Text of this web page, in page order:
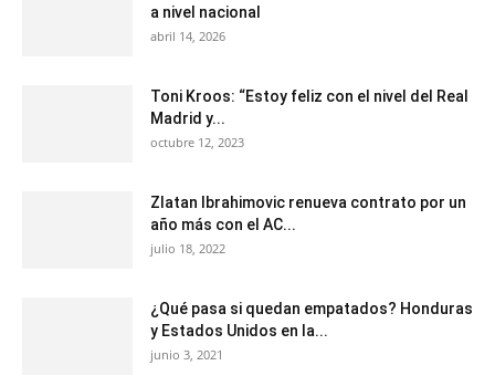
a nivel nacional
abril 14, 2026
Toni Kroos: “Estoy feliz con el nivel del Real
Madrid y...
octubre 12, 2023
Zlatan Ibrahimovic renueva contrato por un
año más con el AC...
julio 18, 2022
¿Qué pasa si quedan empatados? Honduras
y Estados Unidos en la...
junio 3, 2021